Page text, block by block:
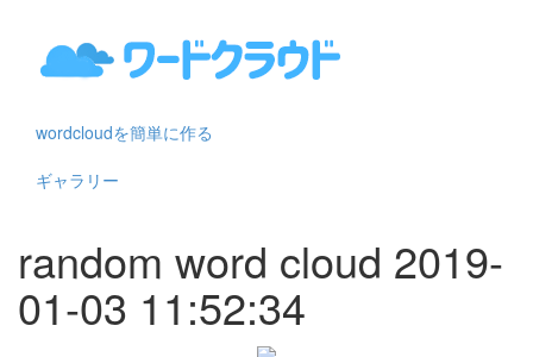
wordcloudを簡単に作る
ギャラリー
random word cloud 2019-
01-03 11:52:34